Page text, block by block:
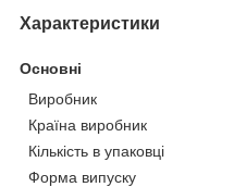
Характеристики
Основні
Виробник
Країна виробник
Кількість в упаковці
Форма випуску